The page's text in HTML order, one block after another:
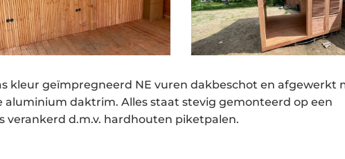
kleur geïmpregneerd NE vuren dakbeschot en afgewerkt
daktrim. Alles staat stevig gemonteerd op een
d.m.v. hardhouten piketpalen.